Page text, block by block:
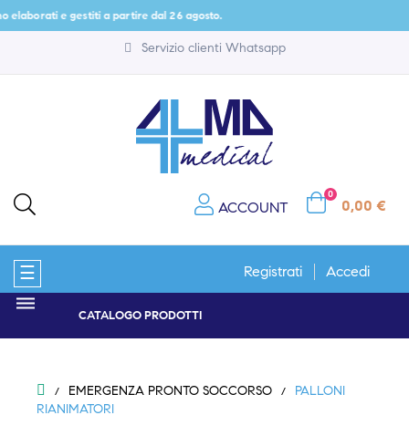
gestiti a partire dal 26 agosto.
Servizio clienti Whatsapp
ACCOUNT
0
0,00 €
navigazione
Toggle
☰ Registrati Accedi
CATALOGO PRODOTTI
EMERGENZA PRONTO SOCCORSO
PALLONI
RIANIMATORI